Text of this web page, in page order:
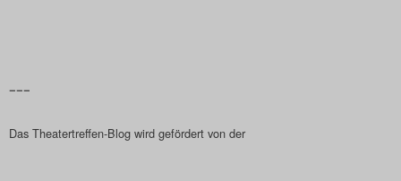
Das Theatertreffen-Blog
–––
Das Theatertreffen-Blog wird gefördert von der